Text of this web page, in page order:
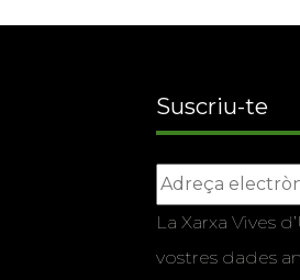
Suscriu-te
La Xarxa Vives
vostres dades